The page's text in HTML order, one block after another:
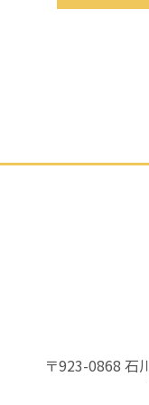
〒923-0868 石